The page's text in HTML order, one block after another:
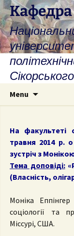
Skip
to
content
Кафедра
Menu
На факультеті
травня 2014 р.
зустріч з
Тема доповіді:
(Власність,
Моніка
соціології та
Міссурі, США.